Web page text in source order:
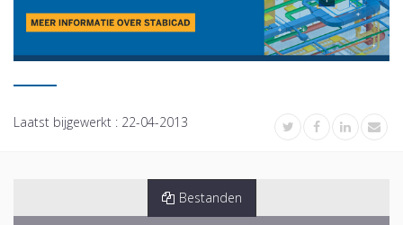
Laatst bijgewerkt : 22-04-2013
Bestanden